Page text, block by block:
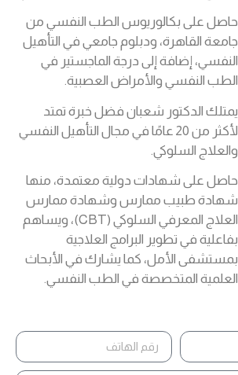
حاصل على بكالوريوس الطب النفسي من
جامعة القاهرة، ودبلوم جامعي في التأهيل
النفسي، إضافة إلى درجة الماجستير في
الطب النفسي والأمراض العصبية.
يمتلك الدكتور شعبان فضل خبرة تمتد
لأكثر من 20 عامًا في مجال التأهيل النفسي
والعلاج السلوكي.
حاصل على شهادات دولية معتمدة، منها
شهادة طبيب ممارس وشهادة ممارس
العلاج المعرفي السلوكي (CBT)، ويساهم
بفاعلية في تطوير البرامج العلاجية
بمستشفى الأمل، كما يشارك في الأبحاث
العلمية المتخصصة في الطب النفسي.